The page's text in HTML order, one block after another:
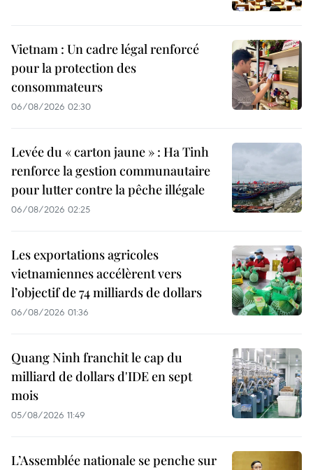
Vietnam : Un cadre légal renforcé
pour la protection des
consommateurs
06/08/2026 02:30
Levée du « carton jaune » : Ha Tinh
renforce la gestion communautaire
pour lutter contre la pêche illégale
06/08/2026 02:25
Les exportations agricoles
vietnamiennes accélèrent vers
l’objectif de 74 milliards de dollars
06/08/2026 01:36
Quang Ninh franchit le cap du
milliard de dollars d'IDE en sept
mois
05/08/2026 11:49
L’Assemblée nationale se penche sur